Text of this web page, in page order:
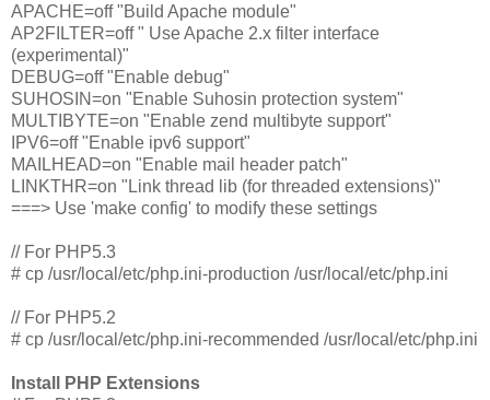
APACHE=off "Build Apache module"
AP2FILTER=off " Use Apache 2.x filter interface
(experimental)"
DEBUG=off "Enable debug"
SUHOSIN=on "Enable Suhosin protection system"
MULTIBYTE=on "Enable zend multibyte support"
IPV6=off "Enable ipv6 support"
MAILHEAD=on "Enable mail header patch"
LINKTHR=on "Link thread lib (for threaded extensions)"
===> Use 'make config' to modify these settings
// For PHP5.3
# cp /usr/local/etc/php.ini-production /usr/local/etc/php.ini
// For PHP5.2
# cp /usr/local/etc/php.ini-recommended /usr/local/etc/php.ini
Install PHP Extensions